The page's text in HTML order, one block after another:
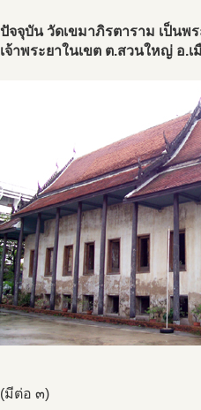
ปัจจุบัน วัดเขมาภิรตาราม เป็น
เจ้าพระยาในเขต ต.สวนใหญ่ อ.
(มีต่อ ๓)